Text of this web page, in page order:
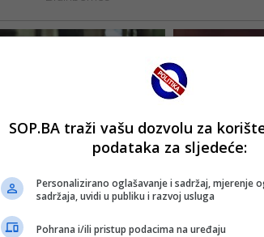
SOP.BA traži vašu dozvolu za
podataka za sljedeće:
Personalizirano oglašavanje i sadržaj, mjerenje
sadržaja, uvidi u publiku i razvoj usluga
Pohrana i/ili pristup podacima na uređaju